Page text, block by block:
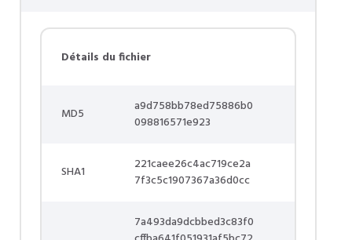
Détails du fichier
MD5
a9d758bb78ed75886b0
098816571e923
SHA1
221caee26c4ac719ce2a
7f3c5c1907367a36d0cc
7a493da9dcbbed3c83f0